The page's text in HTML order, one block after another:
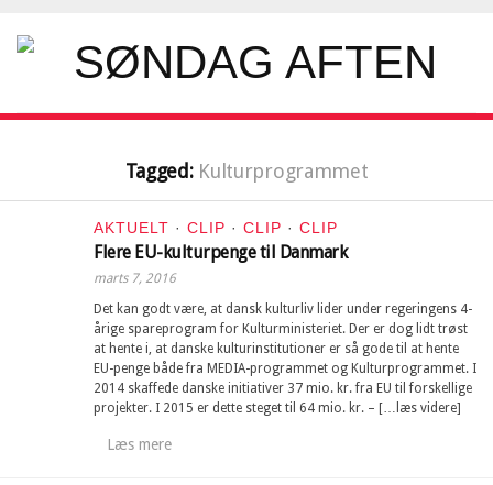
Tagged: Kulturprogrammet
AKTUELT · CLIP · CLIP · CLIP
Flere EU-kulturpenge til Danmark
marts 7, 2016
Det kan godt være, at dansk kulturliv lider under regeringens 4-
årige spareprogram for Kulturministeriet. Der er dog lidt trøst
at hente i, at danske kulturinstitutioner er så gode til at hente
EU-penge både fra MEDIA-programmet og Kulturprogrammet. I
2014 skaffede danske initiativer 37 mio. kr. fra EU til forskellige
projekter. I 2015 er dette steget til 64 mio. kr. – […læs videre]
Læs mere